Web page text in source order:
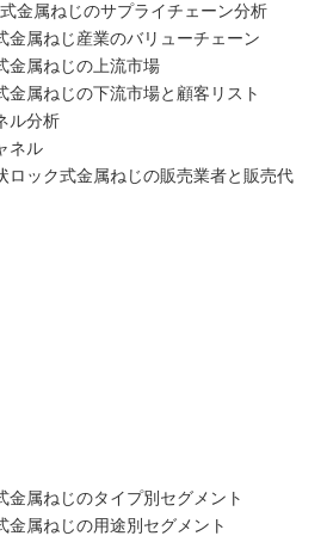
金属ねじのサプライチェーン分析
金属ねじ産業のバリューチェーン
金属ねじの上流市場
金属ねじの下流市場と顧客リスト
ル分析
ネル
ック式金属ねじの販売業者と販売代
金属ねじのタイプ別セグメント
金属ねじの用途別セグメント